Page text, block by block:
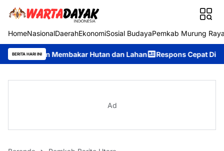
HomeNasionalDaerahEkonomiSosial BudayaPemkab Murung
BERITA HARI INIHutan dan Lahan Respons Cepat Ditsamapta Polda
Ad